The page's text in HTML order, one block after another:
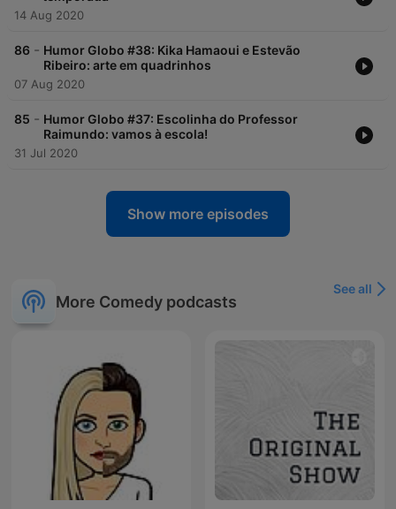
14 Aug 2020
86 - Humor Globo #38: Kika Hamaoui e Estevão
Ribeiro: arte em quadrinhos
07 Aug 2020
85 - Humor Globo #37: Escolinha do Professor
Raimundo: vamos à escola!
31 Jul 2020
Show more episodes
More Comedy podcasts
See all